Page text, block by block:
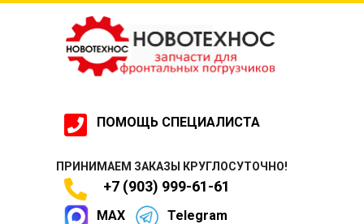
ПОМОЩЬ СПЕЦИАЛИСТА
ПРИНИМАЕМ ЗАКАЗЫ КРУГЛОСУТОЧНО!
+7 (903) 999-61-61
MAX Telegram